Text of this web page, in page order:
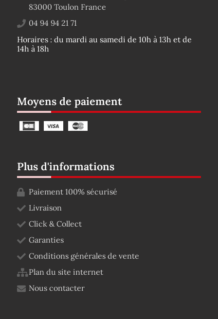
83000 Toulon France
04 94 94 21 71
Horaires : du mardi au samedi de 10h à 13h et de
14h à 18h
Moyens de paiement
Plus d'informations
Paiement 100% sécurisé
Livraison
Click & Collect
Garanties
Conditions générales de vente
Plan du site internet
Nous contacter